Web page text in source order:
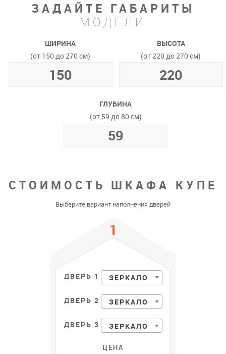
ЗАДАЙТЕ ГАБАРИТЫ
МОДЕЛИ
ШИРИНА
(от 150 до 270 см)
ВЫСОТА
(от 220 до 270 см)
ГЛУБИНА
(от 59 до 80 см)
СТОИМОСТЬ ШКАФА КУПЕ
Выберите вариант наполнения дверей
ДВЕРЬ 1 ЗЕРКАЛО
ДВЕРЬ 2 ЗЕРКАЛО
ДВЕРЬ 3 ЗЕРКАЛО
ЦЕНА